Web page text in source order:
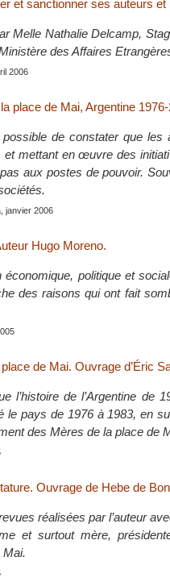
et sanctionner ses auteurs et
Melle Nathalie Delcamp,
des Affaires
2006
place de Mai, Argentine
de constater que
mettant en œuvre des
aux postes de pouvoir.
janvier 2006
Hugo Moreno.
politique et
des raisons qui ont fait
de Mai. Ouvrage d’Éric
l’histoire de l’Argentine de
le pays de 1976 à 1983, en
des Mères de la place de
Ouvrage de Hebe de
réalisées par l’auteur
et surtout mère,
Mai.